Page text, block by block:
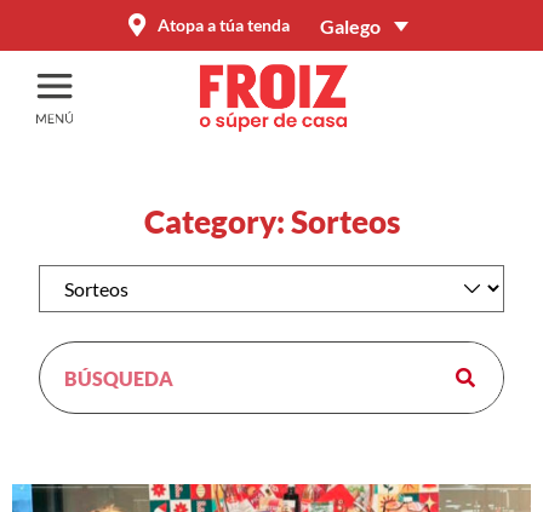
Atopa a túa tenda Galego
Category: Sorteos